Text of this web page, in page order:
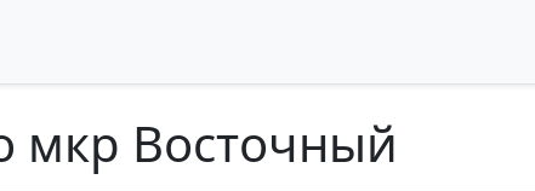
мкр Восточный